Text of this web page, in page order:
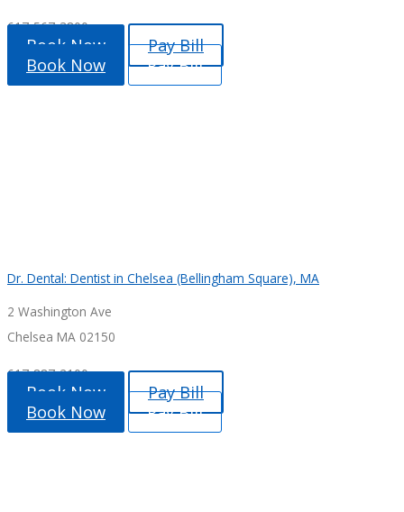
617-567-3800
Book Now
Pay Bill
Book Now
Pay Bill
Dr. Dental: Dentist in Chelsea (Bellingham Square), MA
2 Washington Ave
Chelsea MA 02150
617-887-2100
Book Now
Pay Bill
Book Now
Pay Bill